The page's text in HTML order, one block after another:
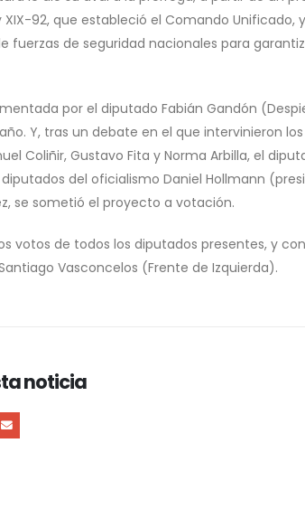
XIX-92, que estableció el Comando
fuerzas de seguridad nacionales para
por el diputado Fabián Gandón
Y, tras un debate en el que intervinieron
Coliñir, Gustavo Fita y Norma Arbilla, el
del oficialismo Daniel Hollmann
se sometió el proyecto a votación.
votos de todos los diputados presentes, y
Vasconcelos (Frente de Izquierda).
noticia